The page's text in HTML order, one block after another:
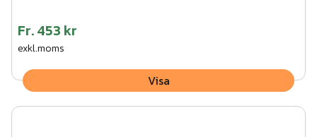
Fr.453 kr
exkl.moms
Visa